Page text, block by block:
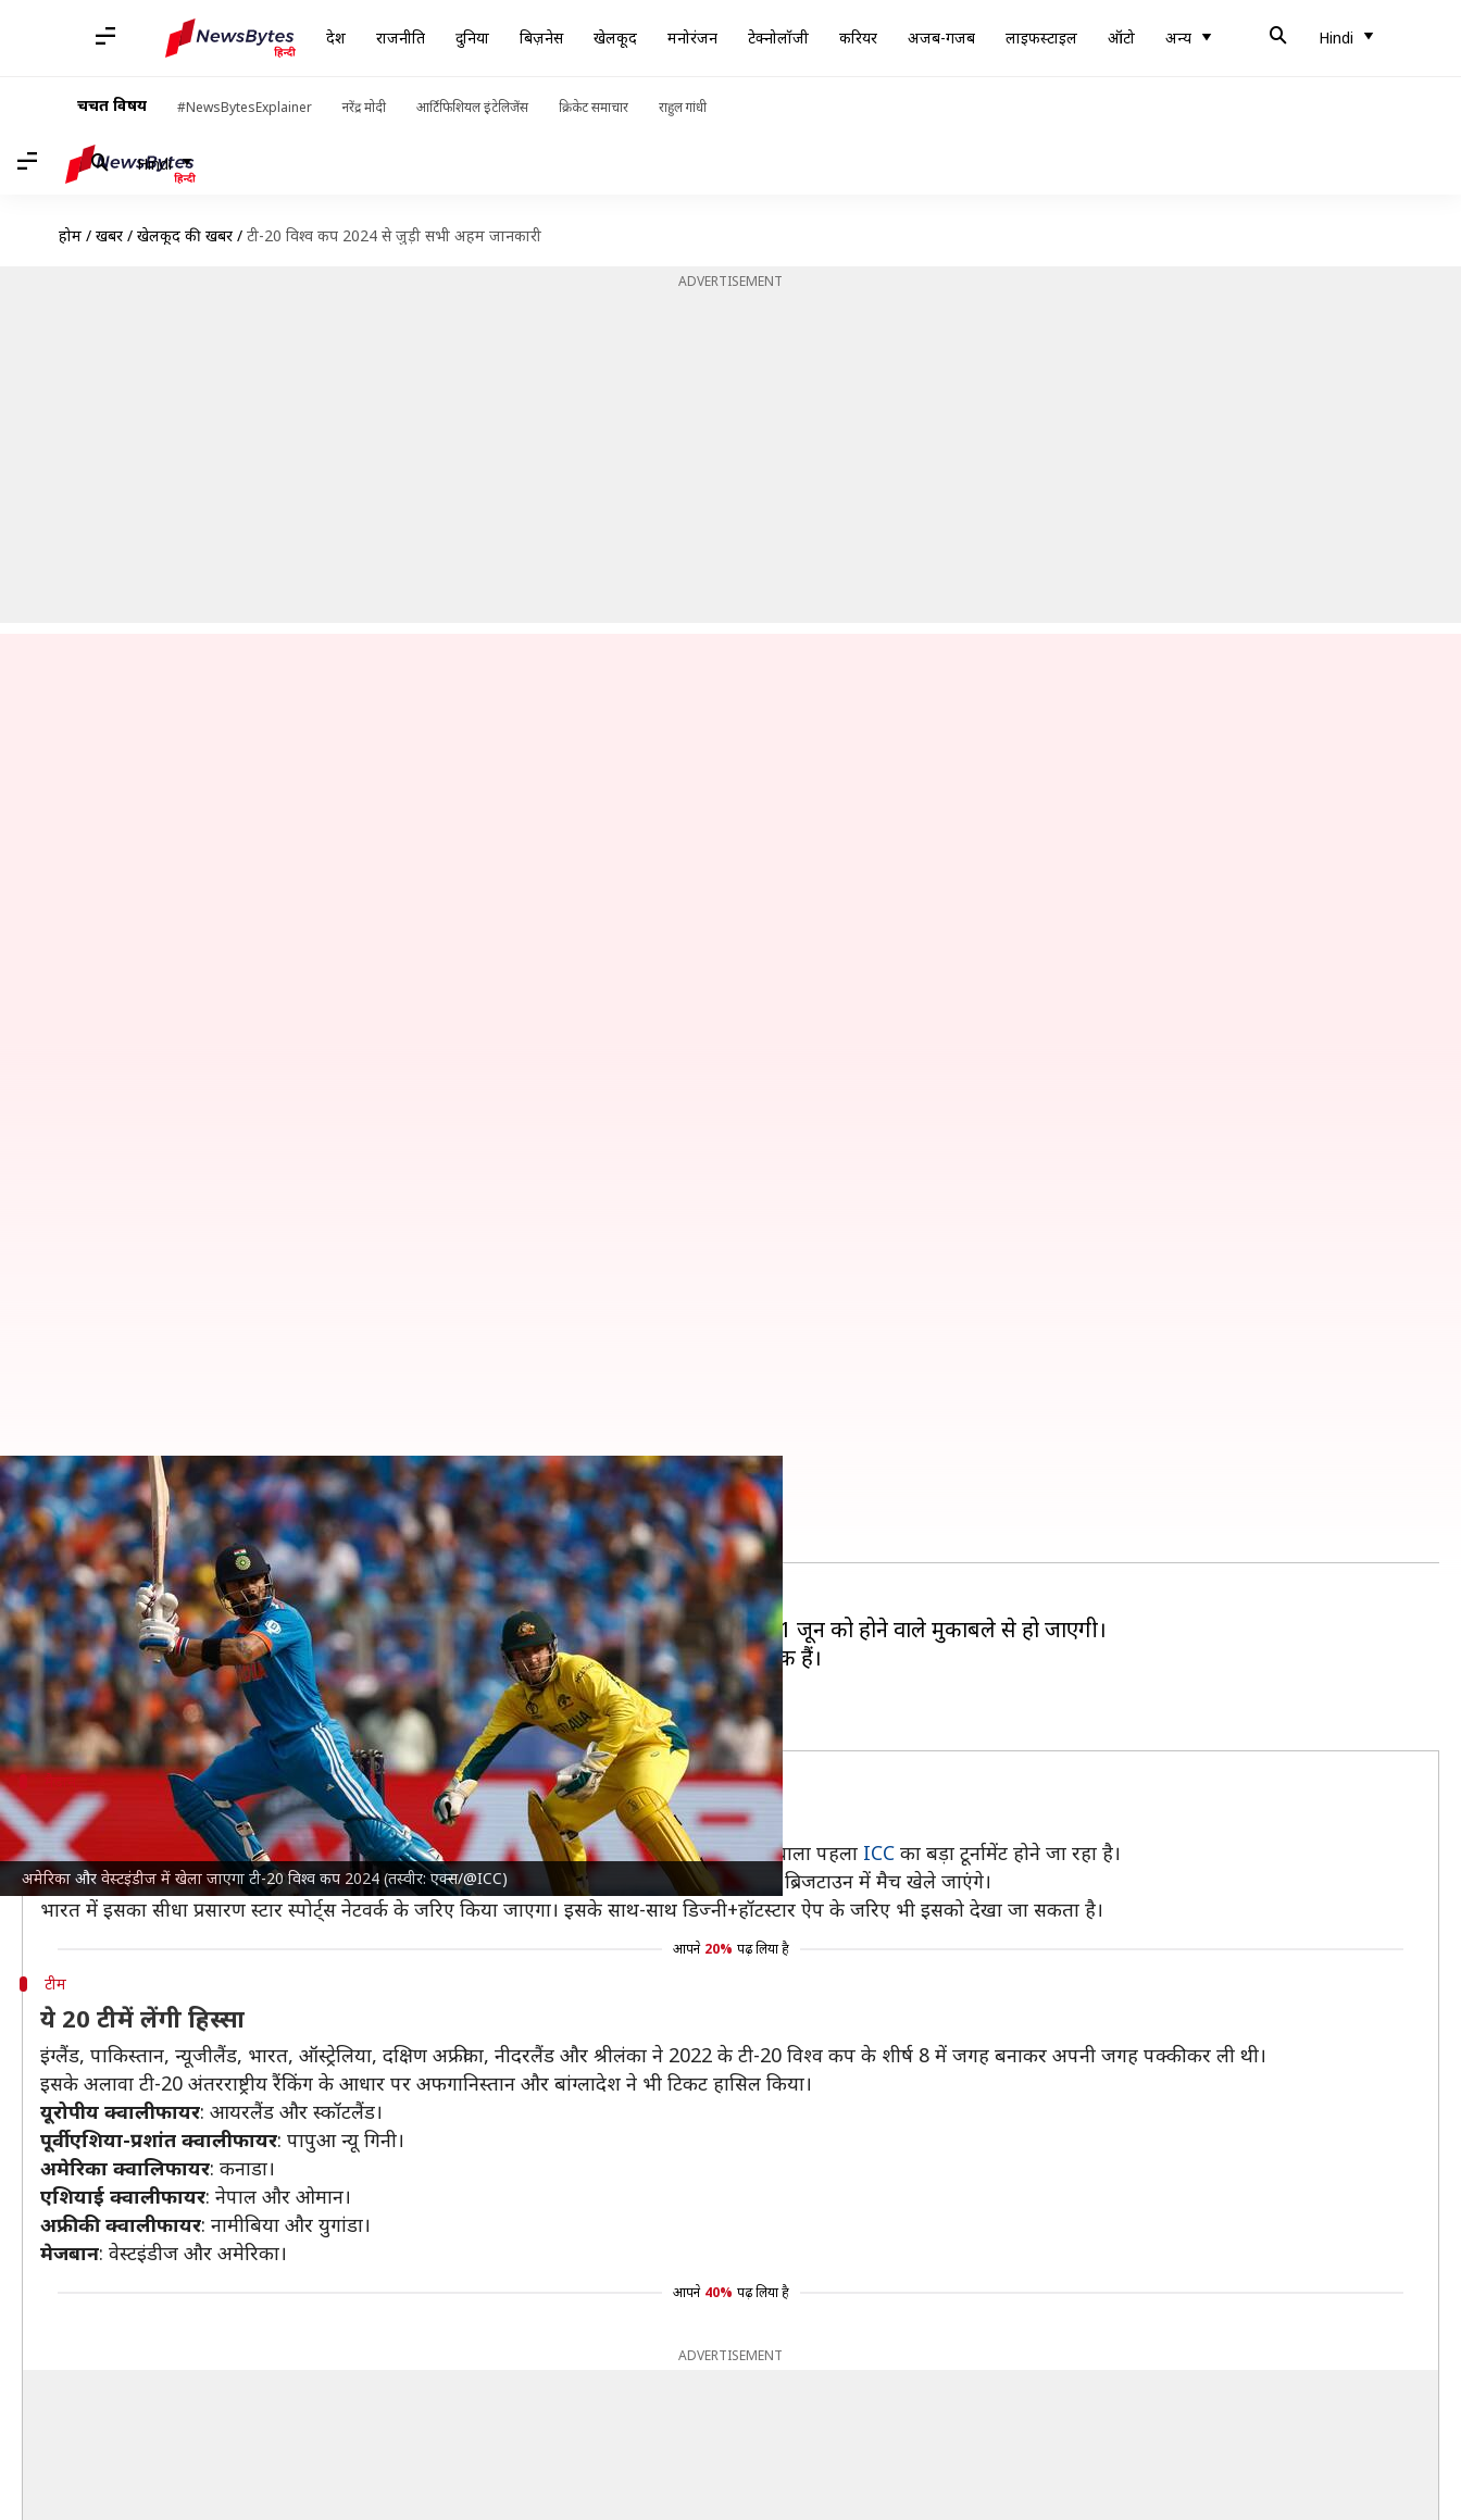
देश राजनीति दुनिया बिज़नेस खेलकूद मनोरंजन टेक्नोलॉजी करियर अजब-गजब लाइफस्टाइल ऑटो अन्य Hindi
चर्चित विषय #NewsBytesExplainer नरेंद्र मोदी आर्टिफिशियल इंटेलिजेंस क्रिकेट समाचार राहुल गांधी
Hindi
होम / खबरें / खेलकूद की खबरें / टी-20 विश्व कप 2024 से जुड़ी सभी अहम जानकारी
ADVERTISEMENT
अमेरिका और वेस्टइंडीज में खेला जाएगा टी-20 विश्व कप 2024 (तस्वीर: एक्स/@ICC)
टी-20 विश्व कप 2024 से जुड़ी सभी अहम जानकारी
लेखन अंकित पसबोला May 28, 2024 12:46 pm
क्या है खबर?
टी-20 विश्व कप 2024की शुरुआत मेजबान अमेरिका क्रिकेट टीम और कनाडा क्रिकेट टीम के बीच 1 जून को होने वाले मुकाबले से हो जाएगी।
इंग्लैंड क्रिकेट टीमगत विजेता के रूप में अपने खिताब का बचाव करने उतरेगी।
मैदान
9 मैदानों पर खेले जाएंगे मैच
इस टी-20 विश्व कप की वेस्टइंडीज और अमेरिका संयुक्त मेजबानी करेंगे। यहअमेरिकामें आयोजित होने वाला पहला ICC का बड़ा टूर्नामेंट होने जा रहा है।
इस बार 9 मैदानों प्रोविडेंस, न्यूयॉर्क, लॉडरहिल, नॉर्थ साउंड, ग्रोस आइलेट, किंग्सटाउन, तारौबा, डलास और ब्रिजटाउन में मैच खेले जाएंगे।
भारत में इसका सीधा प्रसारण स्टार स्पोर्ट्स नेटवर्क के जरिए किया जाएगा। इसके साथ-साथ डिज्नी+हॉटस्टार ऐप के जरिए भी इसको देखा जा सकता है।
आपने 20% पढ़ लिया है
टीम
ये 20 टीमें लेंगी हिस्सा
इंग्लैंड, पाकिस्तान, न्यूजीलैंड, भारत, ऑस्ट्रेलिया, दक्षिण अफ्रीका, नीदरलैंड और श्रीलंका ने 2022 के टी-20 विश्व कप के शीर्ष 8 में जगह बनाकर अपनी जगह पक्की कर ली थी।
इसके अलावा टी-20 अंतरराष्ट्रीय रैंकिंग के आधार पर अफगानिस्तान और बांग्लादेश ने भी टिकट हासिल किया।
यूरोपीय क्वालीफायर: आयरलैंड और स्कॉटलैंड।
पूर्वी एशिया-प्रशांत क्वालीफायर: पापुआ न्यू गिनी।
अमेरिका क्वालिफायर: कनाडा।
एशियाई क्वालीफायर: नेपाल और ओमान।
अफ्रीकी क्वालीफायर: नामीबिया और युगांडा।
मेजबान: वेस्टइंडीज और अमेरिका।
आपने 40% पढ़ लिया है
ADVERTISEMENT